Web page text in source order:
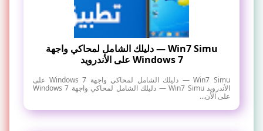
Win7 Simu — دليلك الشامل لمحاكي واجهة
Windows 7 على الأندرويد
Win7 Simu — دليلك الشامل لمحاكي واجهة Windows 7 على
الأندرويد Win7 Simu — دليلك الشامل لمحاكي واجهة Windows 7
على الأن...